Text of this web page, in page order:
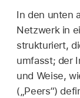
In den unten
Netzwerk in
strukturiert,
umfasst; der
und Weise,
(„Peers“)